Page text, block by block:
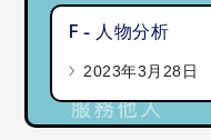
F - 人物分析
2023年3月28日